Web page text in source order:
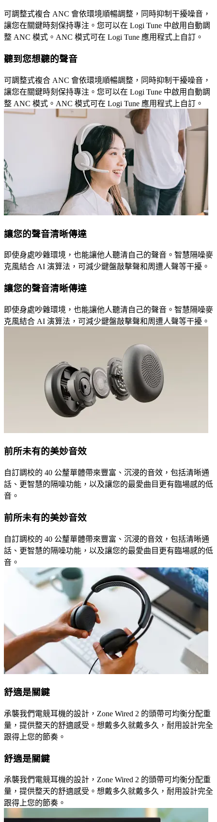
可調整式複合 ANC 會依環境順暢調整，同時抑制干擾噪音，
讓您在關鍵時刻保持專注。您可以在 Logi Tune 中啟用自動調
整 ANC 模式。ANC 模式可在 Logi Tune 應用程式上自訂。
聽到您想聽的聲音
可調整式複合 ANC 會依環境順暢調整，同時抑制干擾噪音，
讓您在關鍵時刻保持專注。您可以在 Logi Tune 中啟用自動調
整 ANC 模式。ANC 模式可在 Logi Tune 應用程式上自訂。
讓您的聲音清晰傳達
即使身處吵雜環境，也能讓他人聽清自己的聲音。智慧隔噪麥
克風結合 AI 演算法，可減少鍵盤敲擊聲和周遭人聲等干擾。
讓您的聲音清晰傳達
即使身處吵雜環境，也能讓他人聽清自己的聲音。智慧隔噪麥
克風結合 AI 演算法，可減少鍵盤敲擊聲和周遭人聲等干擾。
前所未有的美妙音效
自訂調校的 40 公釐單體帶來豐富、沉浸的音效，包括清晰通
話、更智慧的隔噪功能，以及讓您的最愛曲目更有臨場感的低
音。
前所未有的美妙音效
自訂調校的 40 公釐單體帶來豐富、沉浸的音效，包括清晰通
話、更智慧的隔噪功能，以及讓您的最愛曲目更有臨場感的低
音。
舒適是關鍵
承襲我們電競耳機的設計，Zone Wired 2 的頭帶可均衡分配重
量，提供整天的舒適感受。想戴多久就戴多久，耐用設計完全
跟得上您的節奏。
舒適是關鍵
承襲我們電競耳機的設計，Zone Wired 2 的頭帶可均衡分配重
量，提供整天的舒適感受。想戴多久就戴多久，耐用設計完全
跟得上您的節奏。